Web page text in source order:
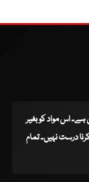
ہے۔ اس مواد کو بغیر
درست نہیں۔ تمام